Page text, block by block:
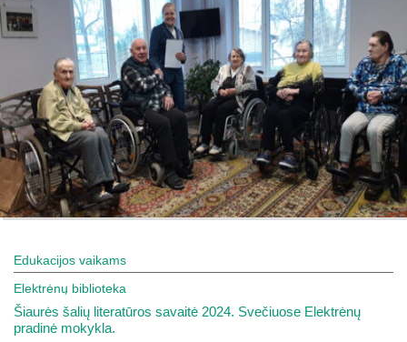
Edukacijos vaikams
Elektrėnų biblioteka
Šiaurės šalių literatūros savaitė 2024. Svečiuose Elektrėnų
pradinė mokykla.